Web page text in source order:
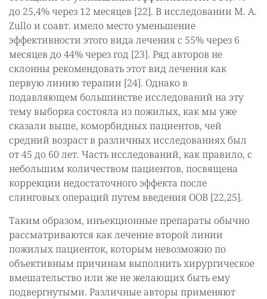
до 25,4% через 12 месяцев [22]. В исследовании M. A.
Zullo и соавт. имело место уменьшение
эффективности этого вида лечения с 55% через 6
месяцев до 44% через год [23]. Ряд авторов не
склонны рекомендовать этот вид лечения как
первую линию терапии [24]. Однако в
подавляющем большинстве исследований на эту
тему выборка состояла из пожилых, как мы уже
сказали выше, коморбидных пациентов, чей
средний возраст в различных исследованиях был
от 45 до 60 лет. Часть исследований, как правило, с
небольшим количеством пациентов, посвящена
коррекции недостаточного эффекта после
слинговых операций путем введения ООВ [22,25].
Таким образом, инъекционные препараты обычно
рассматриваются как лечение второй линии
пожилых пациенток, которым невозможно по
объективным причинам выполнить хирургическое
вмешательство или же не желающих быть ему
подвергнутыми. Различные авторы применяют